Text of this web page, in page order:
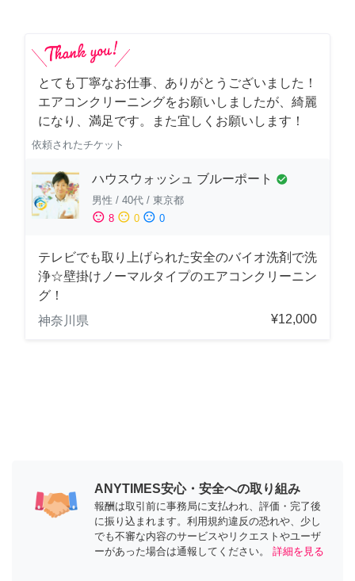
とても丁寧なお仕事、ありがとうございました！
エアコンクリーニングをお願いしましたが、綺麗
になり、満足です。また宜しくお願いします！
依頼されたチケット
ハウスウォッシュ ブルーポート check_circle
男性 / 40代 / 東京都
sentiment_satisfied 8 sentiment_neutral 0 sentiment_dissatisfied 0
テレビでも取り上げられた安全のバイオ洗剤で洗
浄☆壁掛けノーマルタイプのエアコンクリーニン
グ！
神奈川県
¥12,000
ANYTIMES安心・安全への取り組み
報酬は取引前に事務局に支払われ、評価・完了後
に振り込まれます。利用規約違反の恐れや、少し
でも不審な内容のサービスやリクエストやユーザ
ーがあった場合は通報してください。
詳細を見る